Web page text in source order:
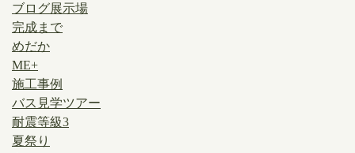
ブログ展示場
完成まで
めだか
ME+
施工事例
バス見学ツアー
耐震等級3
夏祭り